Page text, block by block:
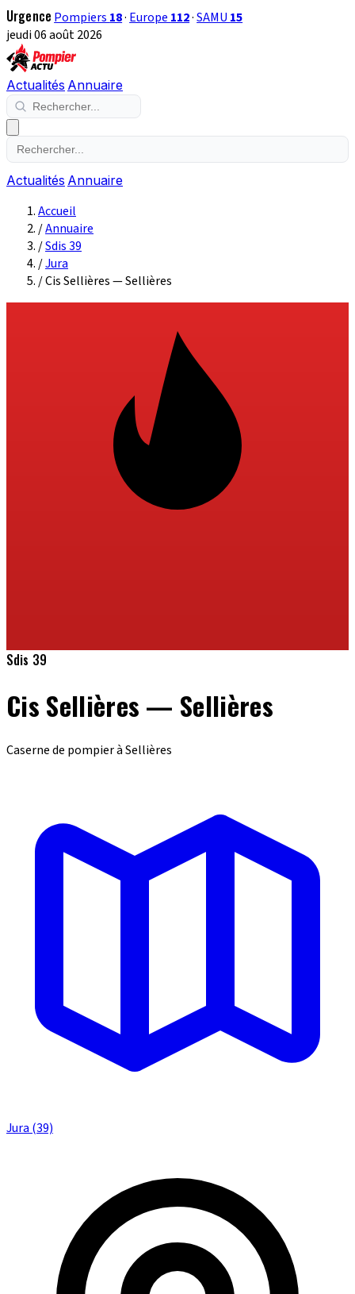
Urgence Pompiers 18· Europe 112·SAMU 15
jeudi 06 août 2026
Actualités Annuaire
Actualités Annuaire
Accueil
/Annuaire
/Sdis 39
/Jura
/Cis Sellières — Sellières
Sdis 39
Cis Sellières — Sellières
Caserne de pompier à Sellières
Jura (39)